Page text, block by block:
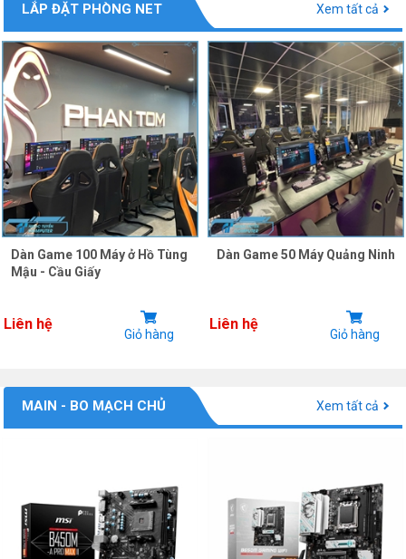
LẮP ĐẶT PHÒNG NET Xem tất cả
Dàn Game 100 Máy ở Hồ Tùng
Mậu - Cầu Giấy
Liên hệ
Giỏ hàng
Dàn Game 50 Máy Quảng Ninh
Liên hệ
Giỏ hàng
MAIN - BO MẠCH CHỦ Xem tất cả